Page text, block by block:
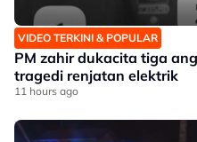
VIDEO TERKINI & POPULAR
PM zahir dukacita tiga
tragedi renjatan elektrik
11 hours ago